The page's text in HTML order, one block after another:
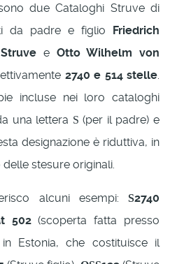
sono due Cataloghi Struve di
da padre e figlio Friedrich
e Otto Wilhelm von
2740 e 514 stelle
incluse nei loro cataloghi
una lettera S (per il padre) e
designazione è riduttiva, in
stesure originali.
alcuni esempi: S2740
502(scoperta fatta presso
Estonia, che costituisce il